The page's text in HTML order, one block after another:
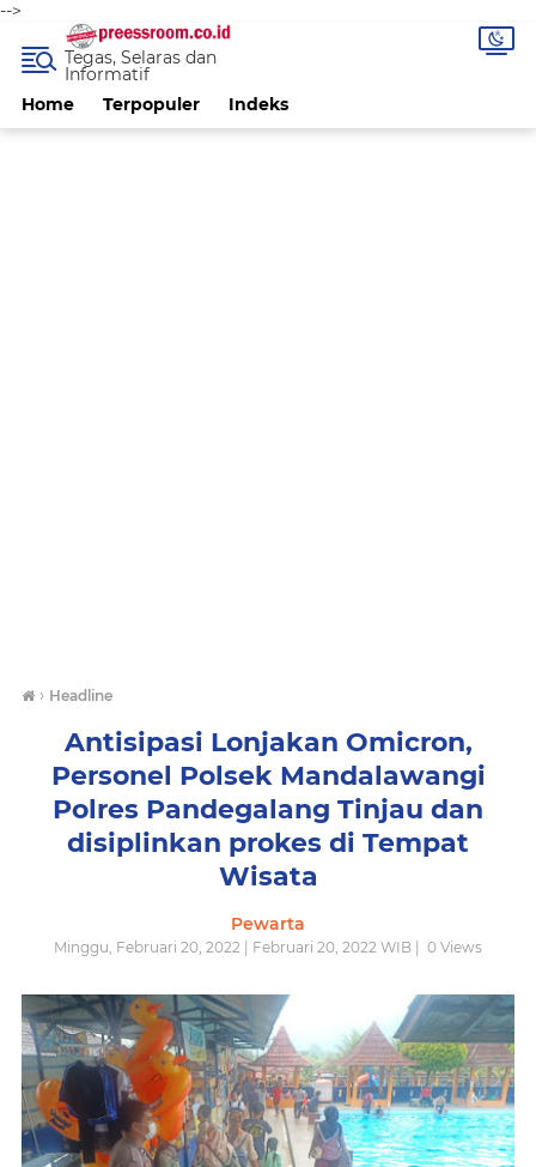
-->
Home Terpopuler Indeks
Tegas, Selaras dan
Informatif
› Headline
Antisipasi Lonjakan Omicron,
Personel Polsek Mandalawangi
Polres Pandegalang Tinjau dan
disiplinkan prokes di Tempat
Wisata
Pewarta
Minggu, Februari 20, 2022 | Februari 20, 2022 WIB | 0 Views